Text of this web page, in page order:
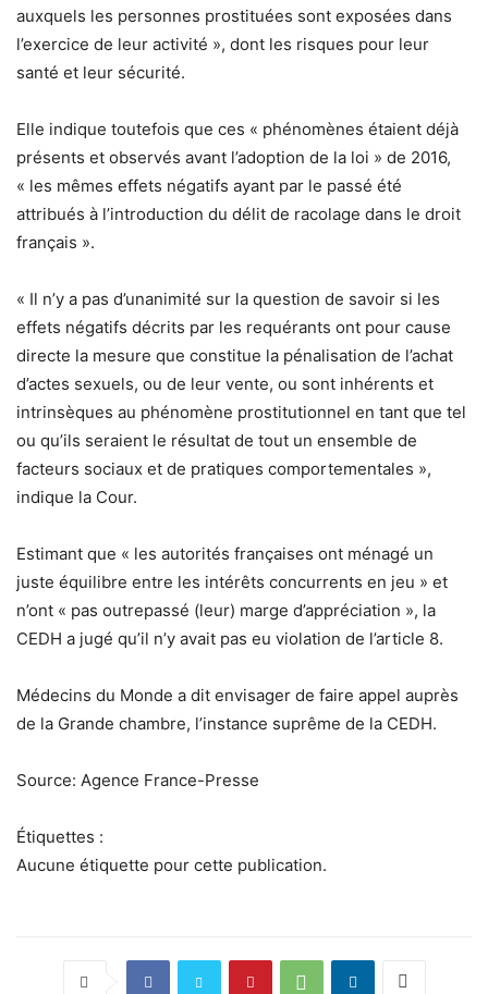
auxquels les personnes prostituées sont exposées dans
l’exercice de leur activité », dont les risques pour leur
santé et leur sécurité.
Elle indique toutefois que ces « phénomènes étaient déjà
présents et observés avant l’adoption de la loi » de 2016,
« les mêmes effets négatifs ayant par le passé été
attribués à l’introduction du délit de racolage dans le droit
français ».
« Il n’y a pas d’unanimité sur la question de savoir si les
effets négatifs décrits par les requérants ont pour cause
directe la mesure que constitue la pénalisation de l’achat
d’actes sexuels, ou de leur vente, ou sont inhérents et
intrinsèques au phénomène prostitutionnel en tant que tel
ou qu’ils seraient le résultat de tout un ensemble de
facteurs sociaux et de pratiques comportementales »,
indique la Cour.
Estimant que « les autorités françaises ont ménagé un
juste équilibre entre les intérêts concurrents en jeu » et
n’ont « pas outrepassé (leur) marge d’appréciation », la
CEDH a jugé qu’il n’y avait pas eu violation de l’article 8.
Médecins du Monde a dit envisager de faire appel auprès
de la Grande chambre, l’instance suprême de la CEDH.
Source: Agence France-Presse
Étiquettes :
Aucune étiquette pour cette publication.